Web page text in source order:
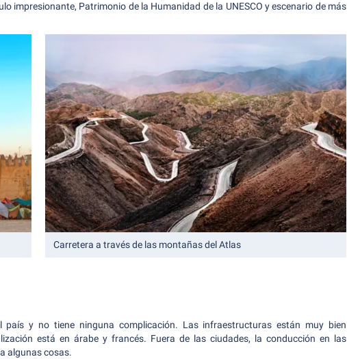
impresionante, Patrimonio de la Humanidad de la UNESCO y escenario de más
Carretera a través de las montañas del Atlas
y no tiene ninguna complicación. Las infraestructuras están muy bien
está en árabe y francés. Fuera de las ciudades, la conducción en las
algunas cosas.